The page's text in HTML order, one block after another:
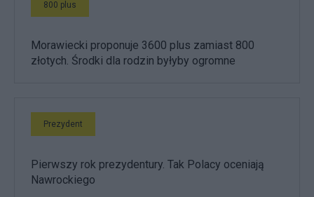
800 plus
Morawiecki proponuje 3600 plus zamiast 800
złotych. Środki dla rodzin byłyby ogromne
Prezydent
Pierwszy rok prezydentury. Tak Polacy oceniają
Nawrockiego